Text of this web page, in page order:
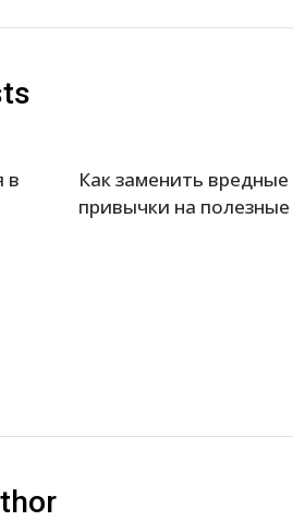
в
Как заменить вредные
привычки на полезные